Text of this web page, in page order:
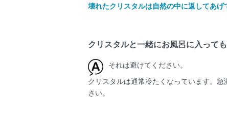
壊れたクリスタルは自然の中に返してあ
クリスタルと一緒にお風呂に入って
それは避けてください。
クリスタルは通常冷たくなっています。
さい。